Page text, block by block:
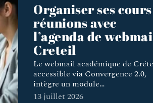
Organiser ses
réunions avec
l’agenda de
Creteil
Le webmail académique de
accessible via Convergence 2.0,
intègre un module…
13 juillet 2026